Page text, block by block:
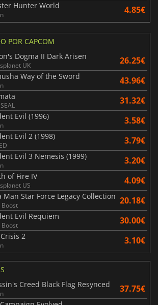
Hunter World 4.85€
POR CAPCOM
Dogma II Dark Arisen
UK 26.25€
Way of the Sword 43.96€
31.32€
Evil (1996) 3.58€
Evil 2 (1998) 3.79€
Evil 3 Nemesis (1999) 3.20€
of Fire IV
US 4.09€
Man Star Force Legacy Collection
Boost 20.18€
Evil Requiem
Boost 30.00€
2 3.10€
Creed Black Flag Resynced
37.75€